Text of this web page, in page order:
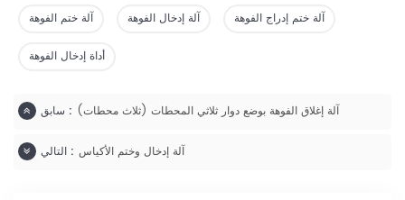
آلة ختم الفوهة
آلة إدخال الفوهة آلة ختم إدراج الفوهة
أداة إدخال الفوهة
سابق : آلة إغلاق الفوهة بوضع دوار ثلاثي المحطات (ثلاث محطات)
التالي : آلة إدخال وختم الأكياس